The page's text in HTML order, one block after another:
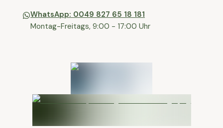
WhatsApp: 0049 827 65 18 181
Montag-Freitags, 9:00 - 17:00 Uhr